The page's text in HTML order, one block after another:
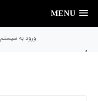
MENU
ورود به سیستم
,